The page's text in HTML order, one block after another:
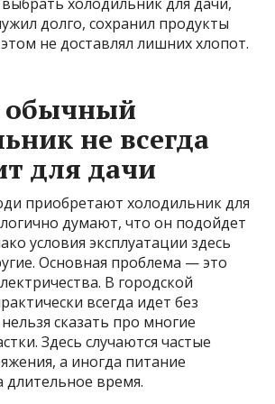
долго, сохранил продукты
не доставлял лишних хлопот.
не всегда
для дачи
приобретают холодильник для
думают, что он подойдет
условия эксплуатации здесь
Основная проблема — это
В городской
всегда идет без
сказать про многие
Здесь случаются частые
а иногда питание
длительное время.